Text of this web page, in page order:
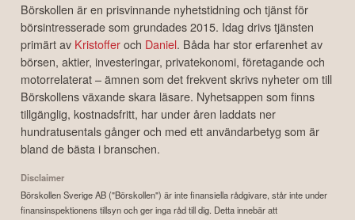
Börskollen är en prisvinnande nyhetstidning och tjänst för
börsintresserade som grundades 2015. Idag drivs tjänsten
primärt av Kristofferoch Daniel. Båda har stor erfarenhet av
börsen, aktier, investeringar, privatekonomi, företagande och
motorrelaterat – ämnen som det frekvent skrivs nyheter om till
Börskollens växande skara läsare. Nyhetsappen som finns
tillgänglig, kostnadsfritt, har under åren laddats ner
hundratusentals gånger och med ett användarbetyg som är
bland de bästa i branschen.
Disclaimer
Börskollen Sverige AB ("Börskollen") är inte finansiella rådgivare, står inte under
finansinspektionens tillsyn och ger inga råd till dig. Detta innebär att